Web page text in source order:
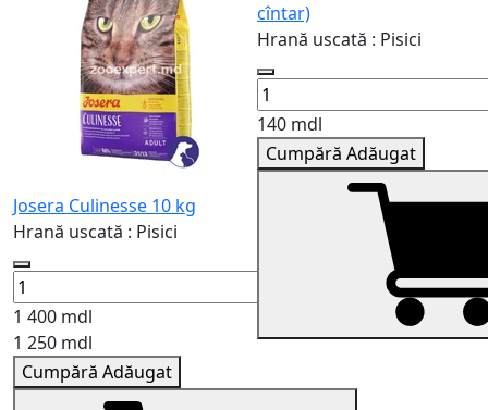
Josera Culinesse 10 kg
Hrană uscată : Pisici
1 400 mdl
1 250 mdl
Cumpără Adăugat
cîntar)
Hrană uscată : Pisici
140 mdl
Cumpără Adăugat